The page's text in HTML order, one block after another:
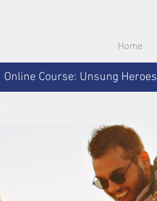
Home
Online Course: Unsung Heroes